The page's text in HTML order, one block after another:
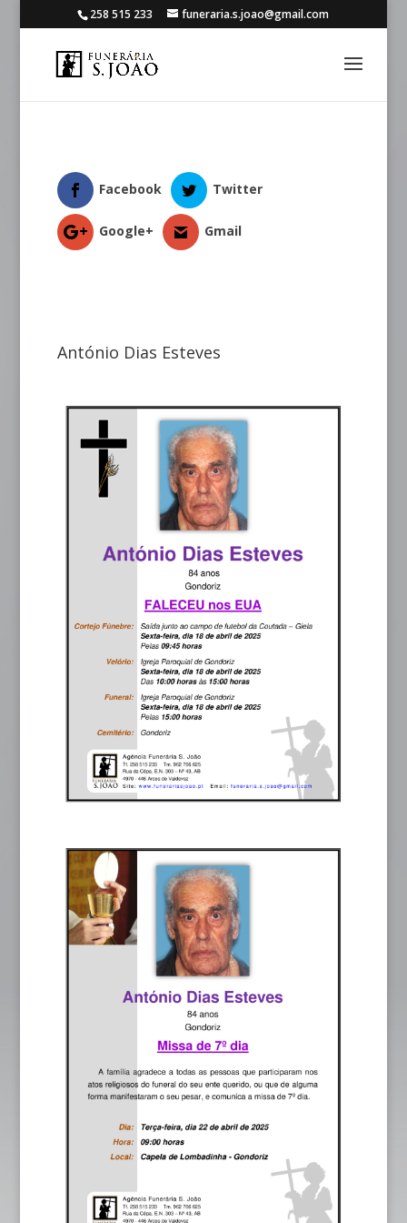
258 515 233 funeraria.s.joao@gmail.com
Facebook Twitter
Google+ Gmail
António Dias Esteves